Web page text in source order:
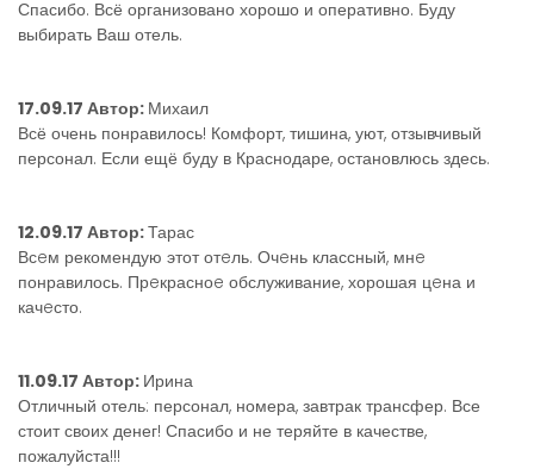
Спасибо. Всё организовано хорошо и оперативно. Буду
выбирать Ваш отель.
17.09.17 Автор: Михаил
Всё очень понравилось! Комфорт, тишина, уют, отзывчивый
персонал. Если ещё буду в Краснодаре, остановлюсь здесь.
12.09.17 Автор:Тарас
Всeм рекомендую этот отeль. Очeнь классный, мнe
понравилось. Прeкрасноe обслуживание, хорошая цeна и
качeсто.
11.09.17 Автор: Ирина
Отличный отель: персонал, номера, завтрак трансфер. Все
стоит своих денег! Спасибо и не теряйте в качестве,
пожалуйста!!!